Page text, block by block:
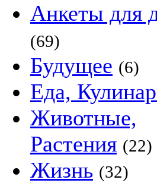
Анкеты для
(69)
Будущее (6)
Еда,
Животные,
Растения (22)
Жизнь (32)